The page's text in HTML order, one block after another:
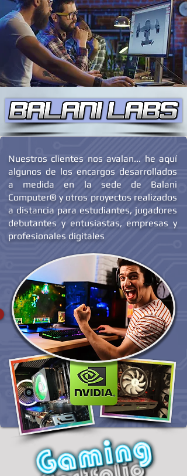
Nuestros clientes nos avalan... he aquí
algunos de los encargos desarrollados
a medida en la sede de Balani
Computer® y otros proyectos realizados
a distancia para estudiantes, jugadores
debutantes y entusiastas, empresas y
profesionales digitales